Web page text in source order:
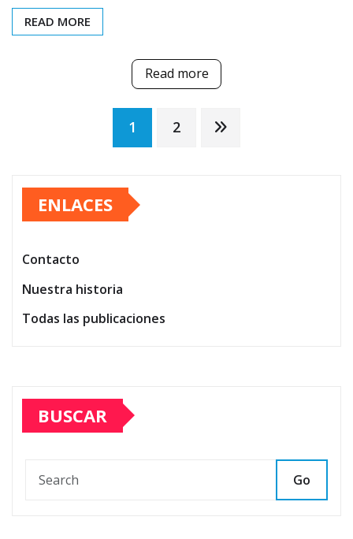
READ MORE
Read more
pagination
1 2
ENLACES
Contacto
Nuestra historia
Todas las publicaciones
BUSCAR
Go